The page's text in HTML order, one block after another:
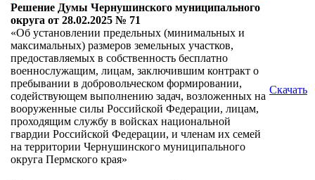
Решение Думы Чернушинского муниципального
округа от 28.02.2025 № 71
«Об установлении предельных (минимальных и
максимальных) размеров земельных участков,
предоставляемых в собственность бесплатно
военнослужащим, лицам, заключившим контракт о
пребывании в добровольческом формировании,
содействующем выполнению задач, возложенных на
вооруженные силы Российской Федерации, лицам,
проходящим службу в войсках национальной
гвардии Российской Федерации, и членам их семей
на территории Чернушинского муниципального
округа Пермского края»
Скачать